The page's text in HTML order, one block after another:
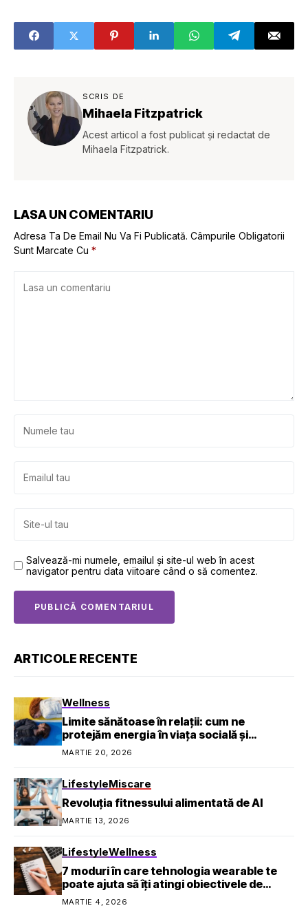
SCRIS DE
Mihaela Fitzpatrick
Acest articol a fost publicat și redactat de
Mihaela Fitzpatrick.
LASA UN COMENTARIU
Adresa Ta De Email Nu Va Fi Publicată. Câmpurile Obligatorii
Sunt Marcate Cu *
Salvează-mi numele, emailul și site-ul web în acest
navigator pentru data viitoare când o să comentez.
ARTICOLE RECENTE
Wellness
Limite sănătoase în relații: cum ne
protejăm energia în viața socială și
profesională
MARTIE 20, 2026
LifestyleMiscare
Revoluția fitnessului alimentată de AI
MARTIE 13, 2026
LifestyleWellness
7 moduri în care tehnologia wearable te
poate ajuta să îți atingi obiectivele de
sănătate
MARTIE 4, 2026